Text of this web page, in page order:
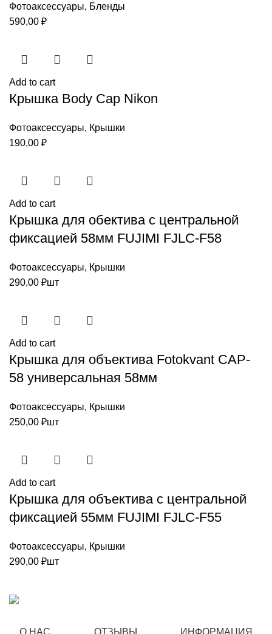
Фотоаксессуары, Бленды
590,00 ₽
Add to cart
Крышка Body Cap Nikon
Фотоаксессуары, Крышки
190,00 ₽
Add to cart
Крышка для обектива с центральной
фиксацией 58мм FUJIMI FJLC-F58
Фотоаксессуары, Крышки
290,00 ₽шт
Add to cart
Крышка для объектива Fotokvant CAP-
58 универсальная 58мм
Фотоаксессуары, Крышки
250,00 ₽шт
Add to cart
Крышка для объектива с центральной
фиксацией 55мм FUJIMI FJLC-F55
Фотоаксессуары, Крышки
290,00 ₽шт
О НАС ОТЗЫВЫ ИНФОРМАЦИЯ